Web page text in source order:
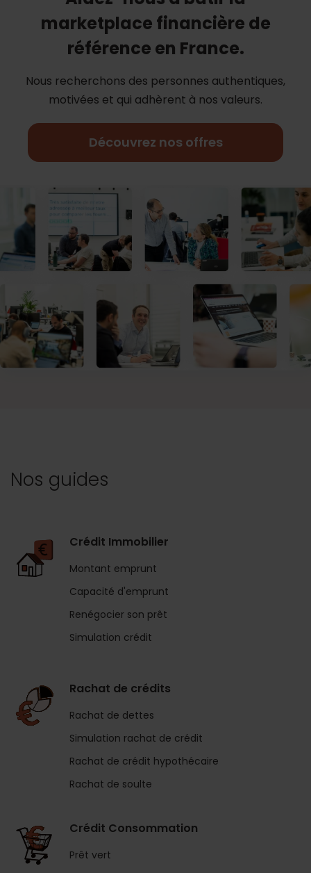
marketplace financière de
référence en France.
Nous recherchons des personnes authentiques,
motivées et qui adhèrent à nos valeurs.
Découvrez nos offres
Nos guides
Crédit Immobilier
Montant emprunt
Capacité d'emprunt
Renégocier son prêt
Simulation crédit
Rachat de crédits
Rachat de dettes
Simulation rachat de crédit
Rachat de crédit hypothécaire
Rachat de soulte
Crédit Consommation
Prêt vert